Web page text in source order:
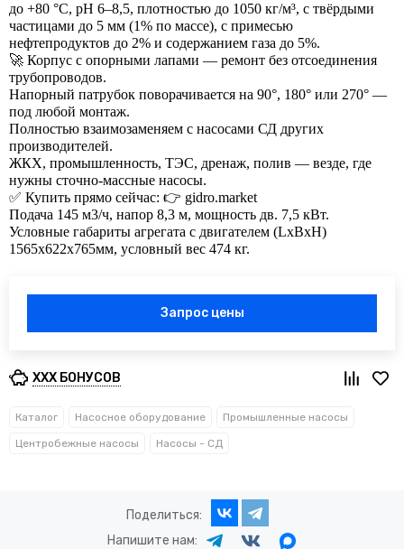
до +80 °C, pH 6–8,5, плотностью до 1050 кг/м³, с твёрдыми
частицами до 5 мм (1% по массе), с примесью
нефтепродуктов до 2% и содержанием газа до 5%.
🚀 Корпус с опорными лапами — ремонт без отсоединения
трубопроводов.
Напорный патрубок поворачивается на 90°, 180° или 270° —
под любой монтаж.
Полностью взаимозаменяем с насосами СД других
производителей.
ЖКХ, промышленность, ТЭС, дренаж, полив — везде, где
нужны сточно-массные насосы.
✅ Купить прямо сейчас: 👉 gidro.market
Подача 145 м3/ч, напор 8,3 м, мощность дв. 7,5 кВт.
Условные габариты агрегата с двигателем (LхBхH)
1565х622х765мм, условный вес 474 кг.
Запрос цены
XXX БОНУСОВ
Каталог Насосное оборудование Промышленные насосы
Центробежные насосы Насосы - СД
Поделиться:
Напишите нам: